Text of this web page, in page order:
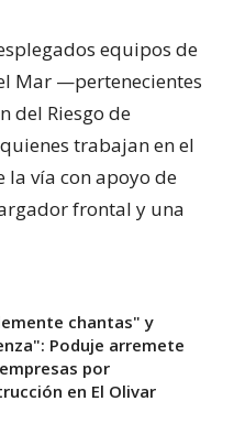
equipos de
Mar —pertenecientes
del Riesgo de
trabajan en el
la vía con apoyo de
frontal y una
chantas" y
Poduje arremete
por
en El Olivar